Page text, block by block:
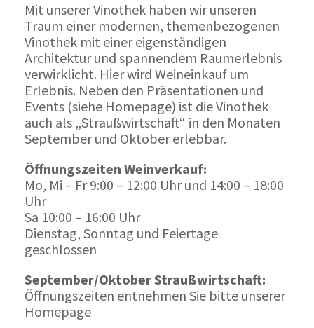
Mit unserer Vinothek haben wir unseren
Traum einer modernen, themenbezogenen
Vinothek mit einer eigenständigen
Architektur und spannendem Raumerlebnis
verwirklicht. Hier wird Weineinkauf um
Erlebnis. Neben den Präsentationen und
Events (siehe Homepage) ist die Vinothek
auch als „Straußwirtschaft“ in den Monaten
September und Oktober erlebbar.
Öffnungszeiten Weinverkauf:
Mo, Mi – Fr 9:00 – 12:00 Uhr und 14:00 – 18:00
Uhr
Sa 10:00 – 16:00 Uhr
Dienstag, Sonntag und Feiertage
geschlossen
September/Oktober Straußwirtschaft:
Öffnungszeiten entnehmen Sie bitte unserer
Homepage